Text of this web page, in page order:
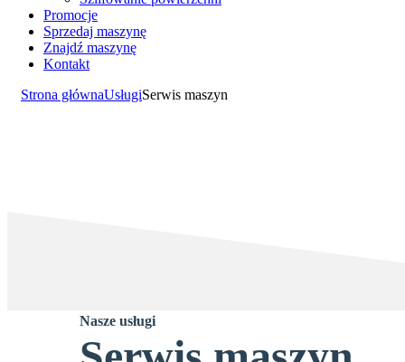
Promocje
Sprzedaj maszynę
Znajdź maszynę
Kontakt
Strona głównaUsługiSerwis maszyn
Nasze usługi